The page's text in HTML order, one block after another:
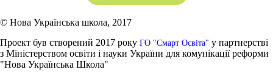
© Нова Українська школа, 2017
Проект був створений 2017 року ГО "Смарт Освіта" у партнерстві
з Міністерством освіти і науки України для комунікації реформи
"Нова Українська Школа"